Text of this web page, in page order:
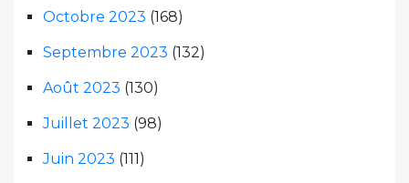
Octobre 2023 (168)
Septembre 2023 (132)
Août 2023 (130)
Juillet 2023 (98)
Juin 2023 (111)